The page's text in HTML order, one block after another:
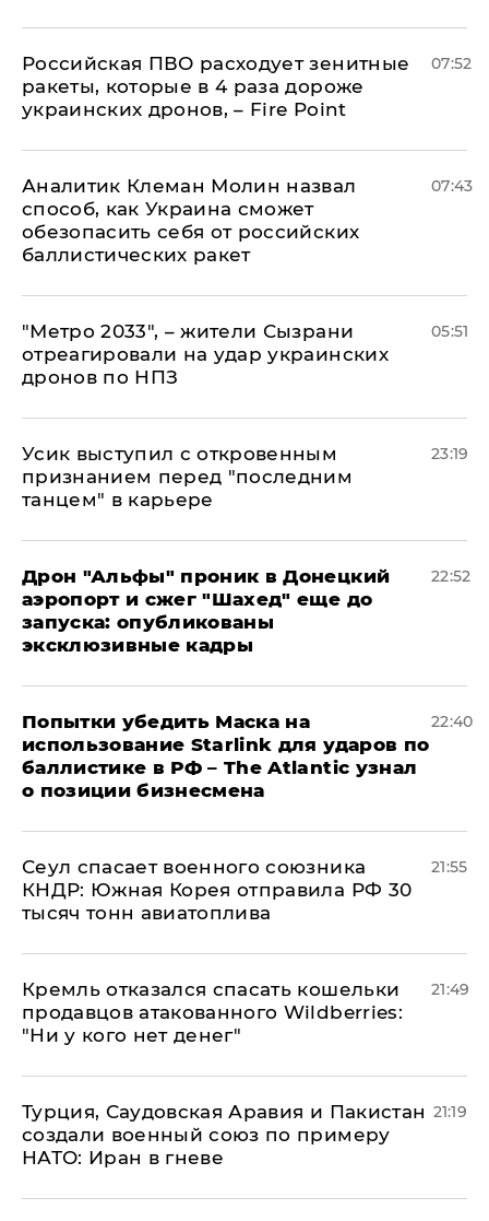
Российская ПВО расходует зенитные
ракеты, которые в 4 раза дороже
украинских дронов, – Fire Point
07:52
Аналитик Клеман Молин назвал
способ, как Украина сможет
обезопасить себя от российских
баллистических ракет
07:43
"Метро 2033", – жители Сызрани
отреагировали на удар украинских
дронов по НПЗ
05:51
Усик выступил с откровенным
признанием перед "последним
танцем" в карьере
23:19
Дрон "Альфы" проник в Донецкий
аэропорт и сжег "Шахед" еще до
запуска: опубликованы
эксклюзивные кадры
22:52
Попытки убедить Маска на
использование Starlink для ударов по
баллистике в РФ – The Atlantic узнал
о позиции бизнесмена
22:40
​Сеул спасает военного союзника
КНДР: Южная Корея отправила РФ 30
тысяч тонн авиатоплива
21:55
Кремль отказался спасать кошельки
продавцов атакованного Wildberries:
"Ни у кого нет денег"
21:49
Турция, Саудовская Аравия и Пакистан
создали военный союз по примеру
НАТО: Иран в гневе
21:19